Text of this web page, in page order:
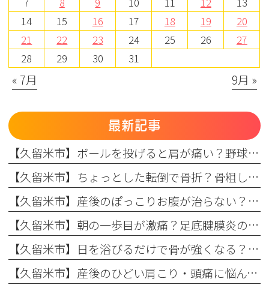
14
15 16 17 18 19
20
21
22 23 24 25 26
27
28
29 30 31
« 7月 9月 »
最新記事
【久留米市】ボールを投げると肩が痛い？野球肩の原因・症状とまつもと整形外科のリハビリ
【久留米市】ちょっとした転倒で骨折？骨粗しょう症と転倒予防の関係を理学療法士が解説！
【久留米市】産後のぽっこりお腹が治らない？原因と理学療法士が教える改善リハビリ
【久留米市】朝の一歩目が激痛？足底腱膜炎の原因・予防策と整形外科でのリハビリ治療を解説！
【久留米市】日を浴びるだけで骨が強くなる？骨粗しょう症予防に欠かせない日光浴の重要性とリハビリのコツ
【久留米市】産後のひどい肩こり・頭痛に悩んでいませんか？理学療法士が教える根本原因とリハビリの重要性